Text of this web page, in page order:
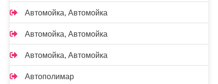
Автомойка, Автомойка
Автомойка, Автомойка
Автомойка, Автомойка
Автополимар